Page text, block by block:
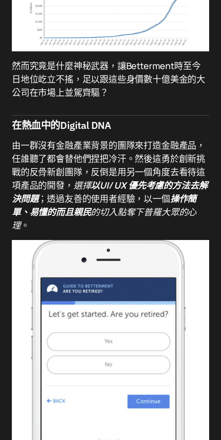
然而究竟是什麼神秘武器，讓Betterment時至今
日地位屹立不搖，足以跟這些身價數十億美金的大
公司在市場上並駕齊驅？
在熱血中的Digital DNA
由一群沒有金融產業背景的團隊來打造金融產品，
任誰聽了都會替他們捏把冷汗。然後這勇於創新挑
戰的反骨新創團隊，反倒是用另一個角度去看待這
項產品的開發， 選擇以UI/ UX 優先考慮的方法去解
決問題；透過友善的使用者經驗，以一個操作簡
單、易懂的而且親民的切入點奪下普羅大眾的心
理。